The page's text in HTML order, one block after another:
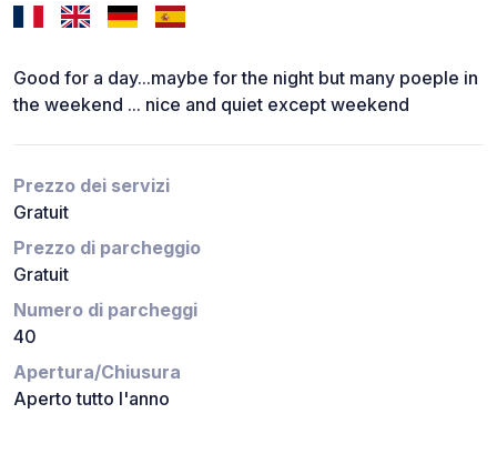
Good for a day...maybe for the night but many poeple in
the weekend ... nice and quiet except weekend
Prezzo dei servizi
Gratuit
Prezzo di parcheggio
Gratuit
Numero di parcheggi
40
Apertura/Chiusura
Aperto tutto l'anno